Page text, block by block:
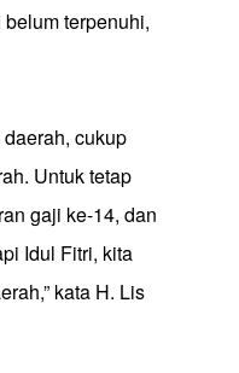
terpenuhi,
cukup
Untuk tetap
gaji ke-14, dan
Idul Fitri, kita
kata H. Lis